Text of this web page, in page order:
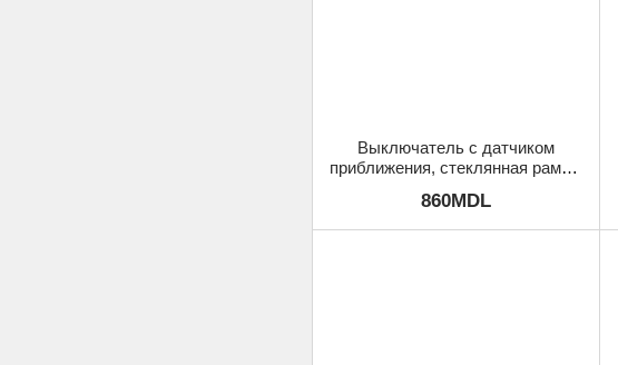
Выключатель с датчиком
приближения, стеклянная рамка,
860MDL